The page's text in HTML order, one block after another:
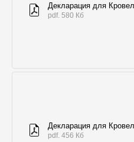
Декларация для
pdf. 580 Кб
Декларация для
pdf. 456 Кб